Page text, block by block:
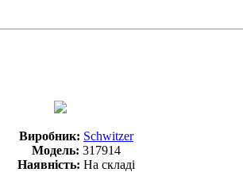
Виробник: Schwitzer
Модель: 317914
Наявність: На складі